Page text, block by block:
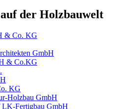
der Holzbauwelt